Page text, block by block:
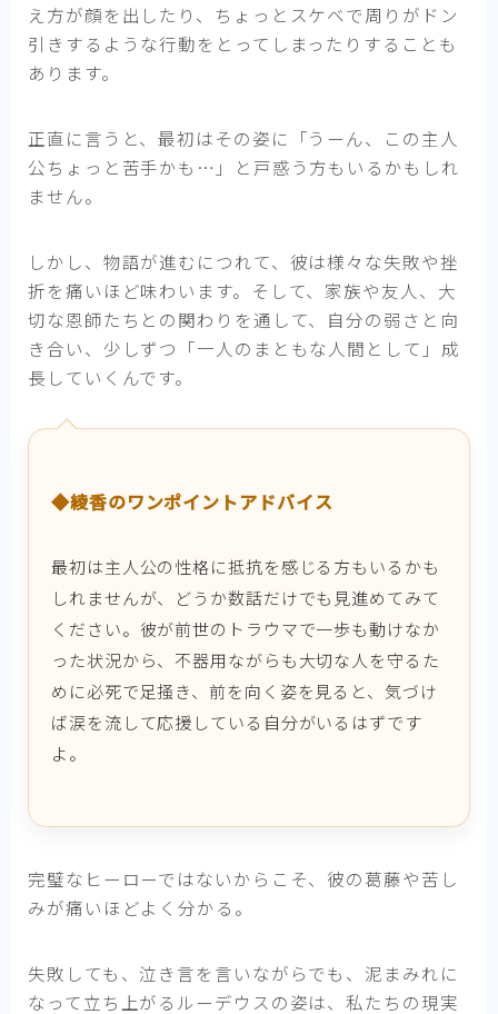
え方が顔を出したり、ちょっとスケベで周りがドン
引きするような行動をとってしまったりすることも
あります。
正直に言うと、最初はその姿に「うーん、この主人
公ちょっと苦手かも…」と戸惑う方もいるかもしれ
ません。
しかし、物語が進むにつれて、彼は様々な失敗や挫
折を痛いほど味わいます。そして、家族や友人、大
切な恩師たちとの関わりを通して、自分の弱さと向
き合い、少しずつ「一人のまともな人間として」成
長していくんです。
◆綾香のワンポイントアドバイス
最初は主人公の性格に抵抗を感じる方もいるかも
しれませんが、どうか数話だけでも見進めてみて
ください。彼が前世のトラウマで一歩も動けなか
った状況から、不器用ながらも大切な人を守るた
めに必死で足掻き、前を向く姿を見ると、気づけ
ば涙を流して応援している自分がいるはずです
よ。
完璧なヒーローではないからこそ、彼の葛藤や苦し
みが痛いほどよく分かる。
失敗しても、泣き言を言いながらでも、泥まみれに
なって立ち上がるルーデウスの姿は、私たちの現実